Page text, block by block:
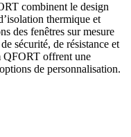
combinent le design
thermique et
des fenêtres sur mesure
sécurité, de résistance et
QFORT offrent une
de personnalisation.